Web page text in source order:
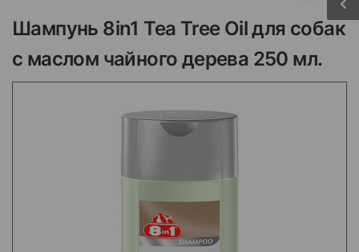
Шампунь 8in1 Tea Tree Oil для собак
с маслом чайного дерева 250 мл.